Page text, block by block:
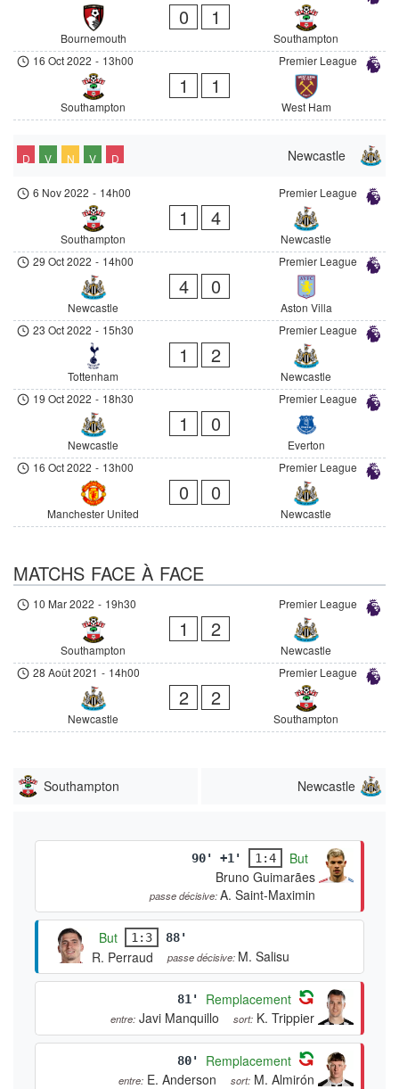
Bournemouth
0 1
Southampton
Premier League
16 Oct 2022 - 13h00
Southampton
1 1
West Ham
Newcastle
D V N V D
Premier League
6 Nov 2022 - 14h00
Southampton
1 4
Newcastle
Premier League
29 Oct 2022 - 14h00
Newcastle
4 0
Aston Villa
Premier League
23 Oct 2022 - 15h30
Tottenham
1 2
Newcastle
Premier League
19 Oct 2022 - 18h30
Newcastle
1 0
Everton
Premier League
16 Oct 2022 - 13h00
Manchester United
0 0
Newcastle
MATCHS FACE À FACE
Premier League
10 Mar 2022 - 19h30
Southampton
1 2
Newcastle
Premier League
28 Août 2021 - 14h00
Newcastle
2 2
Southampton
Southampton Newcastle
90' +1' 1:4
But
Bruno Guimarães
passe décisive:A. Saint-Maximin
But 1:3 88'
R. Perraud passe décisive: M. Salisu
81' Remplacement
entre: Javi Manquillo sort: K. Trippier
80' Remplacement
entre: E. Anderson sort: M. Almirón